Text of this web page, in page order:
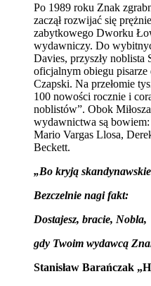
Po 1989 roku Znak
zaczął rozwijać się
zabytkowego Dworku
wydawniczy. Do
Davies, przyszły noblista
oficjalnym obiegu
Czapski. Na przełomie
100 nowości rocznie i
noblistów”. Obok
wydawnictwa są
Mario Vargas Llosa,
Beckett.
„Bo kryją skandynawskie
Bezczelnie nagi fakt:
Dostajesz, bracie, Nobla,
gdy Twoim wydawcą
Stanisław Barańczak